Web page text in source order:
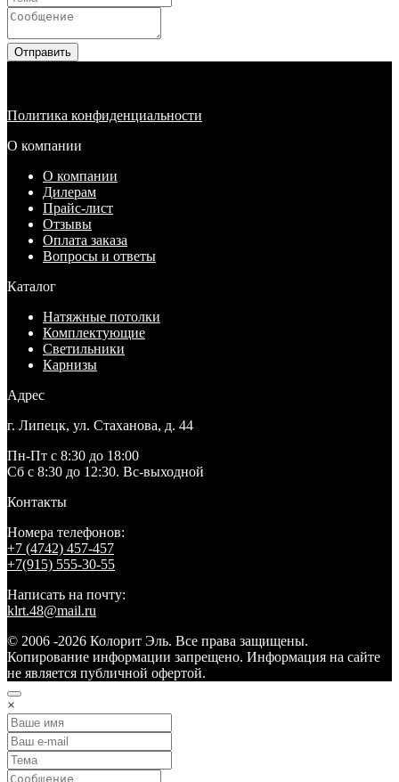
Отправить
Политика конфиденциальности
О компании
О компании
Дилерам
Прайс-лист
Отзывы
Оплата заказа
Вопросы и ответы
Каталог
Натяжные потолки
Комплектующие
Светильники
Карнизы
Адрес
г. Липецк, ул. Стаханова, д. 44
Пн-Пт с 8:30 до 18:00
Сб с 8:30 до 12:30. Вс-выходной
Контакты
Номера телефонов:
+7 (4742) 457-457
+7(915) 555-30-55
Написать на почту:
klrt.48@mail.ru
© 2006 -2026 Колорит Эль. Все права защищены.
Копирование информации запрещено. Информация на сайте
не является публичной офертой.
×